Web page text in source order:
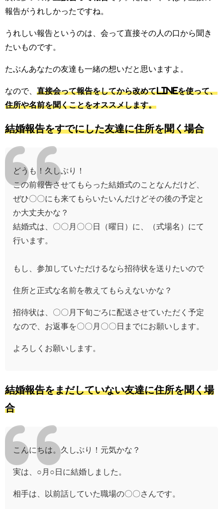
報告がうれしかったですね。
うれしい報告というのは、会って直接その人の口から聞き
たいものです。
たぶんあなたの友達も一緒の想いだと思いますよ。
なので、 直接会って報告をしてから改めてLINEを使って、
住所や名前を聞くことをオススメします。
結婚報告をすでにした友達に住所を聞く場合
どうも！久しぶり！
この前報告させてもらった結婚式のことなんだけど、
ぜひ〇〇にも来てもらいたいんだけどその後の予定と
か大丈夫かな？
結婚式は、〇〇月〇〇日（曜日）に、（式場名）にて
行います。
もし、参加していただけるなら招待状を送りたいので
住所と正式な名前を教えてもらえないかな？
招待状は、〇〇月下旬ごろに配送させていただく予定
なので、お返事を〇〇月〇〇日までにお願いします。
よろしくお願いします。
結婚報告をまだしていない友達に住所を聞く場
合
こんにちは。久しぶり！元気かな？
実は、○月○日に結婚しました。
相手は、以前話していた職場の〇〇さんです。